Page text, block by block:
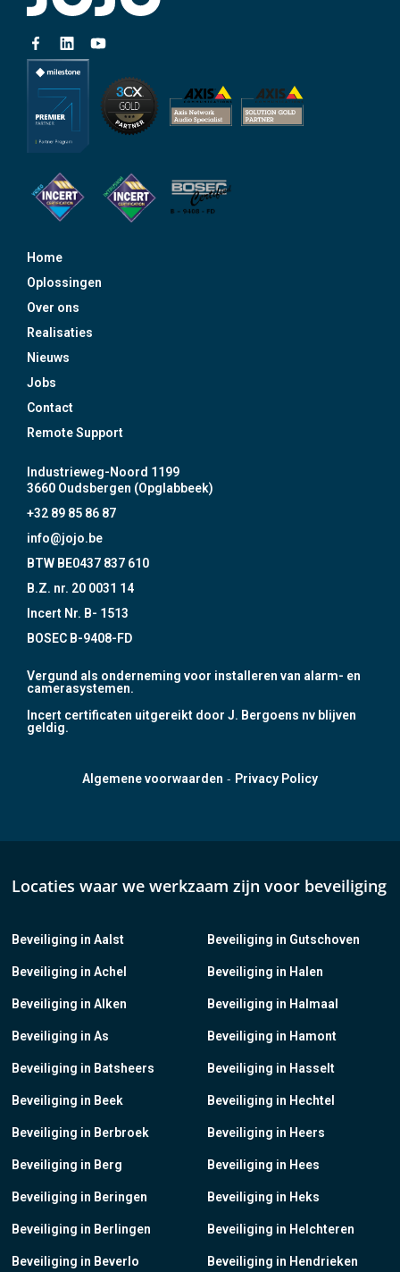
Home
Oplossingen
Over ons
Realisaties
Nieuws
Jobs
Contact
Remote Support
Industrieweg-Noord 1199
3660 Oudsbergen (Opglabbeek)
+32 89 85 86 87
info@jojo.be
BTW BE0437 837 610
B.Z. nr. 20 0031 14
Incert Nr. B- 1513
BOSEC B-9408-FD
Vergund als onderneming voor installeren van alarm- en
camerasystemen.
Incert certificaten uitgereikt door J. Bergoens nv blijven
geldig.
Algemene voorwaarden - Privacy Policy
Locaties waar we werkzaam zijn voor beveiliging
Beveiliging in Aalst
Beveiliging in Achel
Beveiliging in Alken
Beveiliging in As
Beveiliging in Batsheers
Beveiliging in Beek
Beveiliging in Berbroek
Beveiliging in Berg
Beveiliging in Beringen
Beveiliging in Berlingen
Beveiliging in Beverlo
Beveiliging in Gutschoven
Beveiliging in Halen
Beveiliging in Halmaal
Beveiliging in Hamont
Beveiliging in Hasselt
Beveiliging in Hechtel
Beveiliging in Heers
Beveiliging in Hees
Beveiliging in Heks
Beveiliging in Helchteren
Beveiliging in Hendrieken